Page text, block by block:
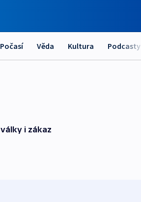
Počasí Věda Kultura Podcasty
i zákaz